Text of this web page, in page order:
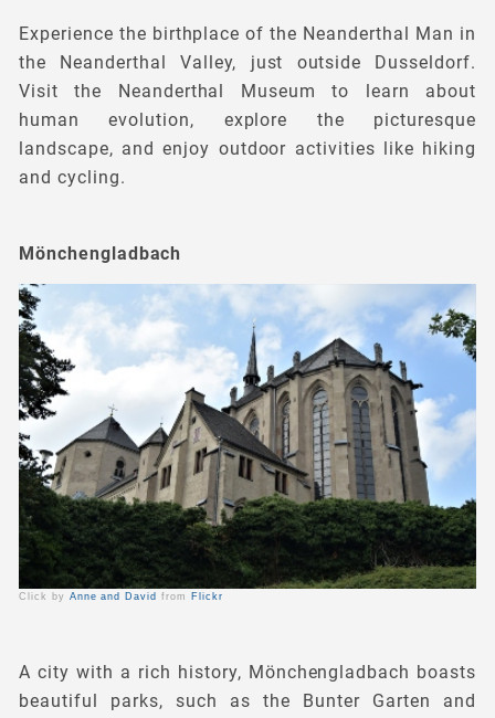
Experience the birthplace of the Neanderthal Man in
the Neanderthal Valley, just outside Dusseldorf.
Visit the Neanderthal Museum to learn about
human evolution, explore the picturesque
landscape, and enjoy outdoor activities like hiking
and cycling.
Click by Anne and David from Flickr
Mönchengladbach
A city with a rich history, Mönchengladbach boasts
beautiful parks, such as the Bunter Garten and